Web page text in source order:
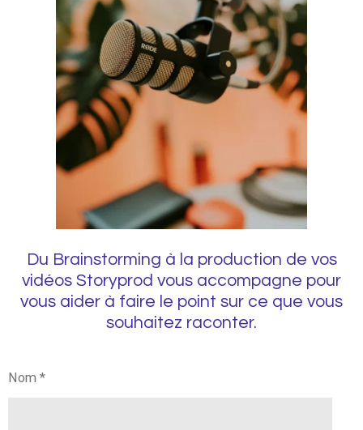
Du Brainstorming à la production de vos
vidéos Storyprod vous accompagne pour
vous aider à faire le point sur ce que vous
souhaitez raconter.
Nom *